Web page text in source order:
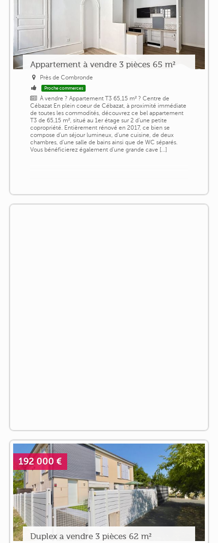
Appartement à vendre 3 pièces 65 m²
Près de Combronde
Proche commerces
À vendre ? Appartement T3 65,15 m² ? Centre de
Cébazat En plein coeur de Cébazat, à proximité immédiate
de toutes les commodités, découvrez ce bel appartement
T3 de 65,15 m², situé au 1er étage sur 2 d'une petite
copropriété. Entièrement rénové en 2017, ce bien se
compose d'un séjour lumineux, d'une cuisine, de deux
chambres, d'une salle de bains ainsi que de WC séparés.
Vous bénéficierez également d'une grande cave [...]
192 000 €
Duplex a vendre 3 pièces 62 m²